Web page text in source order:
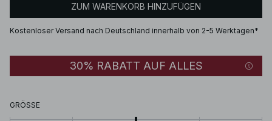
ZUM WARENKORB HINZUFÜGEN
Kostenloser Versand nach Deutschland innerhalb von 2-5 Werktagen*
30% RABATT AUF ALLES
GRÖSSE